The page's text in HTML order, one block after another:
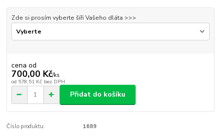
Zde si prosím vyberte šíři Vašeho dláta >>>
cena od
700,00 Kč/ks
od 578,51 Kč bez DPH
Přidat do košíku
Číslo produktu: 1689